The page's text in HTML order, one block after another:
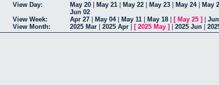
View Day: May 20 May 21 May 22 May 23 May 24|
May
Jun 02
View Week:
Apr 27 May 04| May 11 May 18 [ May 25 ]
View Month:
2025 Mar 2025 Apr [ 2025 May ] 2025 Jun